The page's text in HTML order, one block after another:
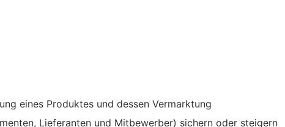
eines Produktes und dessen Vermarktung
Lieferanten und Mitbewerber) sichern oder steigern